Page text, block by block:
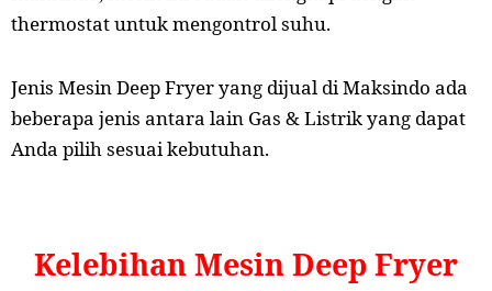
thermostat untuk mengontrol suhu.
Jenis Mesin Deep Fryer yang dijual di Maksindo ada
beberapa jenis antara lain Gas & Listrik yang dapat
Anda pilih sesuai kebutuhan.
Kelebihan Mesin Deep Fryer